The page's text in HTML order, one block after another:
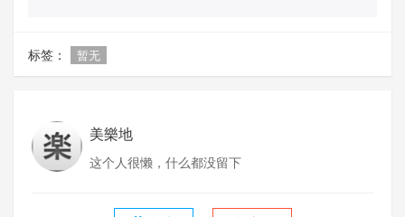
标签： 暂无
美樂地
这个人很懒，什么都没留下